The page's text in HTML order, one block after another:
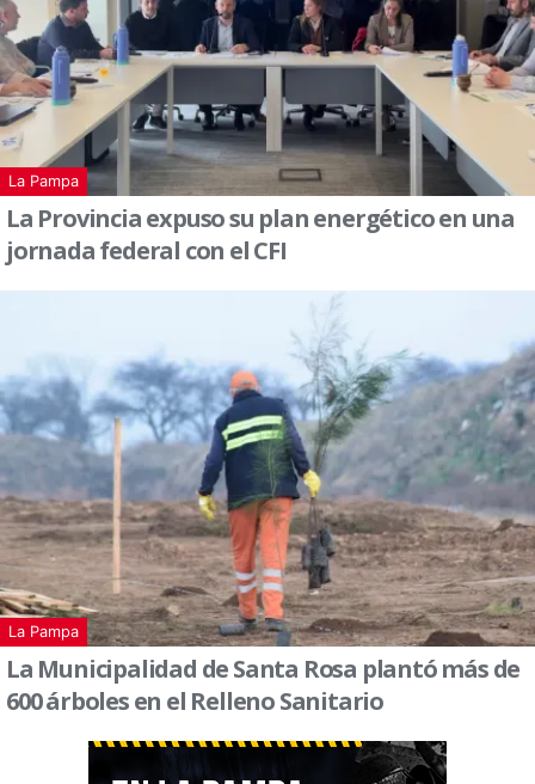
La Pampa
La Provincia expuso su plan energético en una
jornada federal con el CFI
La Pampa
La Municipalidad de Santa Rosa plantó más de
600 árboles en el Relleno Sanitario